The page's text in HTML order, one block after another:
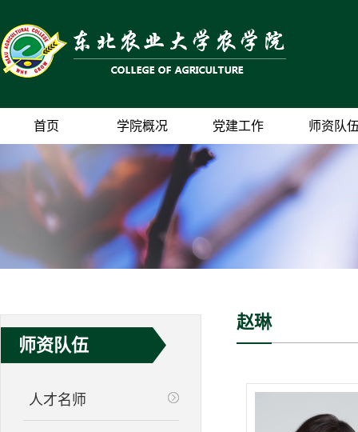
首页 学院概况 党建工作 师资队
师资队伍
人才名师
赵琳